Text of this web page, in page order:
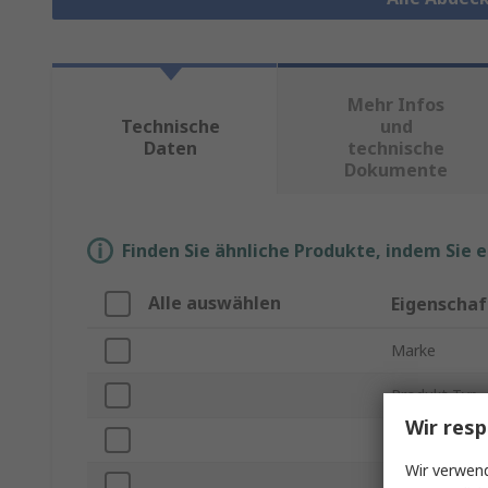
Technische
Daten
Mehr Infos
und
technische
Dokumente
Finden Sie ähnliche Produkte, indem
Alle auswählen
Marke
Produkt Typ
Wir
Wir